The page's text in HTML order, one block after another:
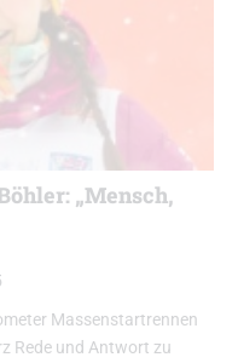
„Mensch,
Massenstartrennen
Rede und Antwort zu